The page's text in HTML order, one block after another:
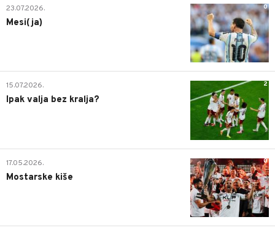
0
23.07.2026.
Mesi(ja)
2
15.07.2026.
Ipak valja bez kralja?
0
17.05.2026.
Mostarske kiše